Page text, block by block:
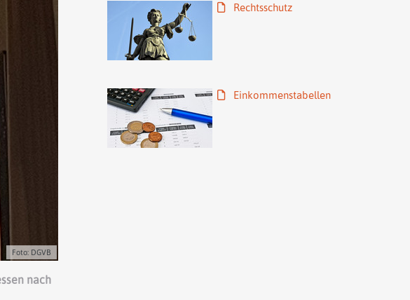
Foto: DGVB
nach
Rechtsschutz
Einkommenstabellen